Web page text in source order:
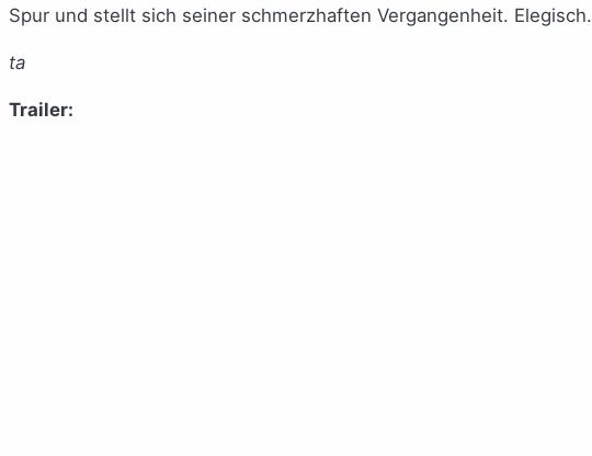
Spur und stellt sich seiner schmerzhaften Vergangenheit. Elegisch.
ta
Trailer: